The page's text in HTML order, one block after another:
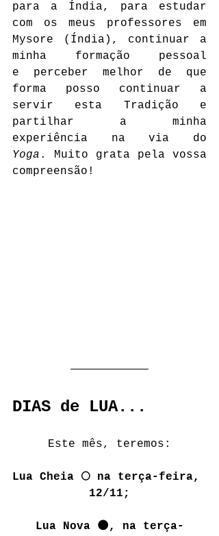
para a Índia, para estudar
com os meus professores em
Mysore (Índia), continuar a
minha formação pessoal
e perceber melhor de que
forma posso continuar a
servir esta Tradição e
partilhar a minha
Yoga . Muito grata pela vossa
compreensão!
DIAS de LUA...
Este mês, teremos:
Lua Cheia 🌕 na terça-feira,
12/11;
Lua Nova 🌑, na terça-